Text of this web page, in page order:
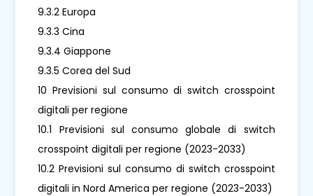
9.3.2 Europa
9.3.3 Cina
9.3.4 Giappone
9.3.5 Corea del Sud
10 Previsioni sul consumo di switch crosspoint
digitali per regione
10.1 Previsioni sul consumo globale di switch
crosspoint digitali per regione (2023-2033)
10.2 Previsioni sul consumo di switch crosspoint
digitali in Nord America per regione (2023-2033)